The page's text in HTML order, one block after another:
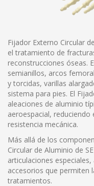
Fijador Externo Circular
el tratamiento de
reconstrucciones óseas.
semianillos, arcos
y torcidas, varillas
sistema para pies. El
aleaciones de aluminio
aeroespacial,
resistencia mecánica.
Más allá de los
Circular de Aluminio de
articulaciones
accesorios que permiten
tratamientos.